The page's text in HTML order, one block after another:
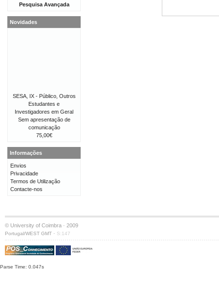
Pesquisa Avançada
Novidades
SESA, IX - Público, Outros
Estudantes e
Investigadores em Geral
Sem apresentação de
comunicação
75,00€
Informações
Envios
Privacidade
Termos de Utilização
Contacte-nos
© University of Coimbra · 2009
Portugal/WEST GMT · S:147
Parse Time: 0.047s